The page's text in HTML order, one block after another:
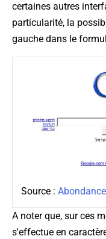
certaines autres
particularité, la
gauche dans le
Source : Abondance
A noter que, sur ces
s'effectue en